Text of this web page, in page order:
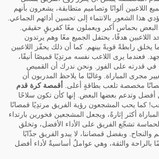
اللاعبين ألوانًا وتصاميم متطابقة، يشعرون بأنهم
هذا الشعور بالانتماء إلى تحسين أدائهم الجماعي.
بحماس أكبر ويعملون معًا كفريقٍ حقيقي.
اللاعبين هدفًا، يحتفل الجميع معًا وهم يرتدون
يخلق رابطةً قويةً بينهم. كما أن ذلك يحفّز اللاعبين
فعندما يرى اللاعب نفسه مرتدِيًا قميصًا أنيقًا،
في قدرته على الفوز. ونحن ندرك أن القميص
مجرى المباراة. وغالبًا ما يلاحظ المدربون أن
مخصصة تلعب بطاقةٍ أعلى. أقمصة كرة قدم
وتدعم بعضها البعض. إنها كأن تكون سلاحًا
كما يحب المشجعون رؤية الفريق مرتدِيًا قمصانًا
أكثر إثارةً، ويجعل المشجعين فخورين بارتداء
تشجّع الفريق على الأداء الأفضل، وتخلق
والنجاح. وبفضل قمصاننا، لا يبدو الفريق جذّابًا
والثقة، وهي عواملٌ أساسيةٌ لأداء أفضل